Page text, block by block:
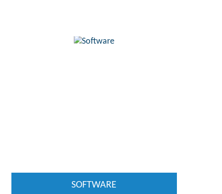
SOFTWARE